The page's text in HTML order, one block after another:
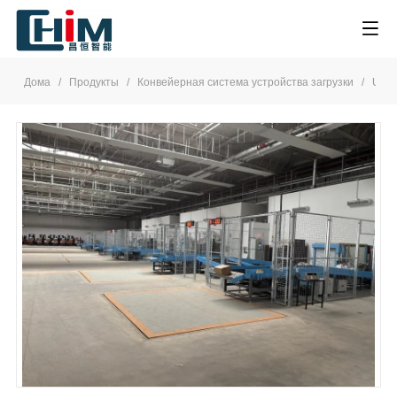
Дома / Продукты / Конвейерная система устройства загрузки / ULD